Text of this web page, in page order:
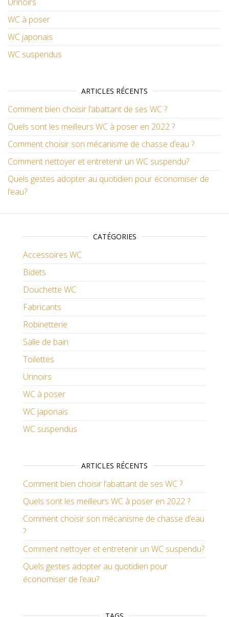
WC à poser
WC japonais
WC suspendus
ARTICLES RÉCENTS
Comment bien choisir l’abattant de ses WC ?
Quels sont les meilleurs WC à poser en 2022 ?
Comment choisir son mécanisme de chasse d’eau ?
Comment nettoyer et entretenir un WC suspendu?
Quels gestes adopter au quotidien pour économiser de
l’eau?
CATÉGORIES
Accessoires WC
Bidets
Douchette WC
Fabricants
Robinetterie
Salle de bain
Toilettes
Urinoirs
WC à poser
WC japonais
WC suspendus
ARTICLES RÉCENTS
Comment bien choisir l’abattant de ses WC ?
Quels sont les meilleurs WC à poser en 2022 ?
Comment choisir son mécanisme de chasse d’eau
?
Comment nettoyer et entretenir un WC suspendu?
Quels gestes adopter au quotidien pour
économiser de l’eau?